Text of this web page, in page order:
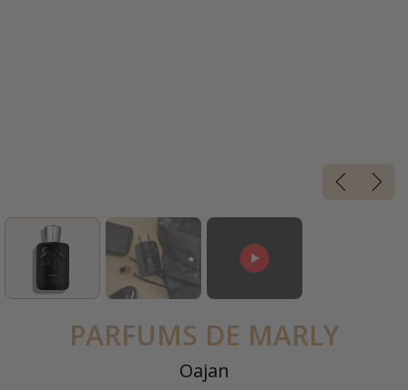
PARFUMS DE MARLY
Oajan